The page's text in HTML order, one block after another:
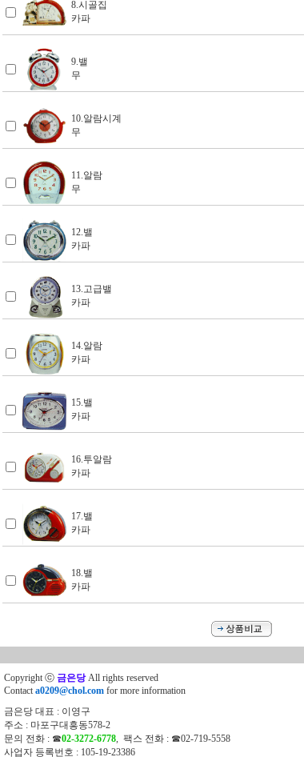
8.시골집
카파
9.밸
무
10.알람시계
무
11.알람
무
12.밸
카파
13.고급밸
카파
14.알람
카파
15.밸
카파
16.투알람
카파
17.밸
카파
18.밸
카파
Copyright ⓒ 금은당All rights reserved
Contact a0209@chol.com for more information
금은당 대표 : 이영구
주소 : 마포구대흥동578-2
문의 전화 : ☎02-3272-6778, 팩스 전화 : ☎02-719-5558
사업자 등록번호 : 105-19-23386